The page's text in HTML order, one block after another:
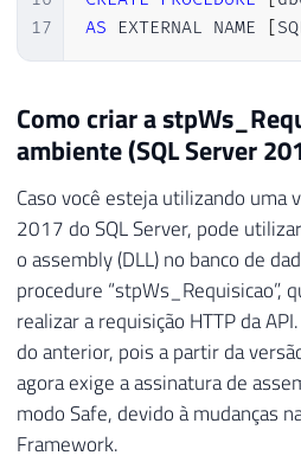
76
77
79
80
81
82
83
EXECUTE
EXEC
RECONFIGURE
WITH
END
17
AS EXTERNAL NAME
Como criar a
ambiente (SQL Server
Caso você esteja utilizando uma
2017 do SQL Server, pode
o assembly (DLL) no banco de
procedure “stpWs_Requisicao”,
realizar a requisição HTTP da
do anterior, pois a partir da
agora exige a assinatura de
modo Safe, devido à mudanças
Framework.